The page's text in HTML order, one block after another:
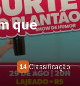
que
14 Classificação